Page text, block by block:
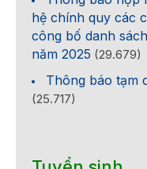
hệ chính quy các
công bố danh
năm 2025 (29.679)
Thông báo tạm
(25.717)